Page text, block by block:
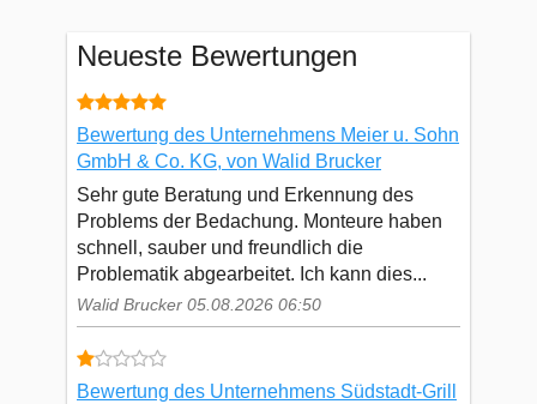
Neueste Bewertungen
Bewertung des Unternehmens Meier u. Sohn
GmbH & Co. KG, von Walid Brucker
Sehr gute Beratung und Erkennung des
Problems der Bedachung. Monteure haben
schnell, sauber und freundlich die
Problematik abgearbeitet. Ich kann dies...
Walid Brucker 05.08.2026 06:50
Bewertung des Unternehmens Südstadt-Grill